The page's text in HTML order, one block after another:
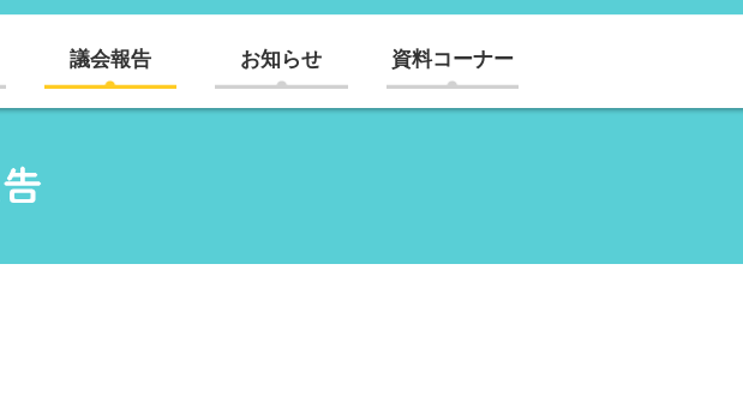
議会報告 お知らせ 資料コーナー